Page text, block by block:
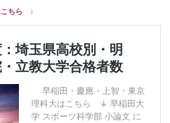
こちら ↓